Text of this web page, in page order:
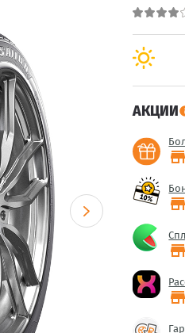
АКЦИИ
store
store
store
store